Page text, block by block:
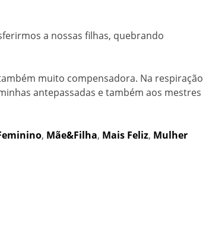
a nossas filhas, quebrando
muito compensadora. Na respiração
antepassadas e também aos mestres
, Mãe&Filha, Mais Feliz, Mulher